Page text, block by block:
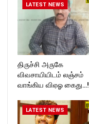
LATEST NEWS
திருச்சி அருகே
விவசாயியிடம் லஞ்சம்
வாங்கிய விஏஓ கைது…!
LATEST NEWS